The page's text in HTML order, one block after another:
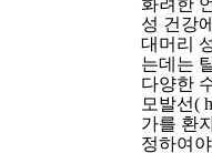
성 건강
대머리
는데는
다양한
모발선(
가를 환
정하여